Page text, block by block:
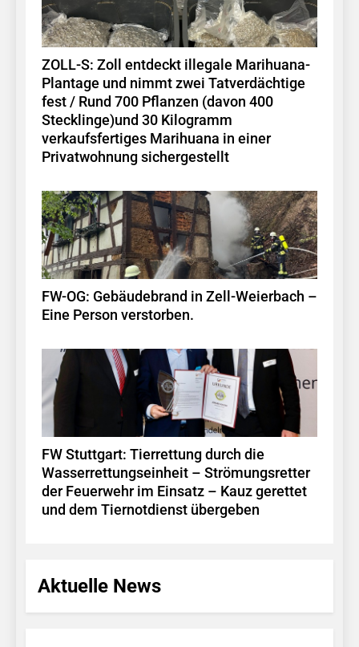
ZOLL-S: Zoll entdeckt illegale Marihuana-
Plantage und nimmt zwei Tatverdächtige
fest / Rund 700 Pflanzen (davon 400
Stecklinge)und 30 Kilogramm
verkaufsfertiges Marihuana in einer
Privatwohnung sichergestellt
FW-OG: Gebäudebrand in Zell-Weierbach –
Eine Person verstorben.
FW Stuttgart: Tierrettung durch die
Wasserrettungseinheit – Strömungsretter
der Feuerwehr im Einsatz – Kauz gerettet
und dem Tiernotdienst übergeben
Aktuelle News